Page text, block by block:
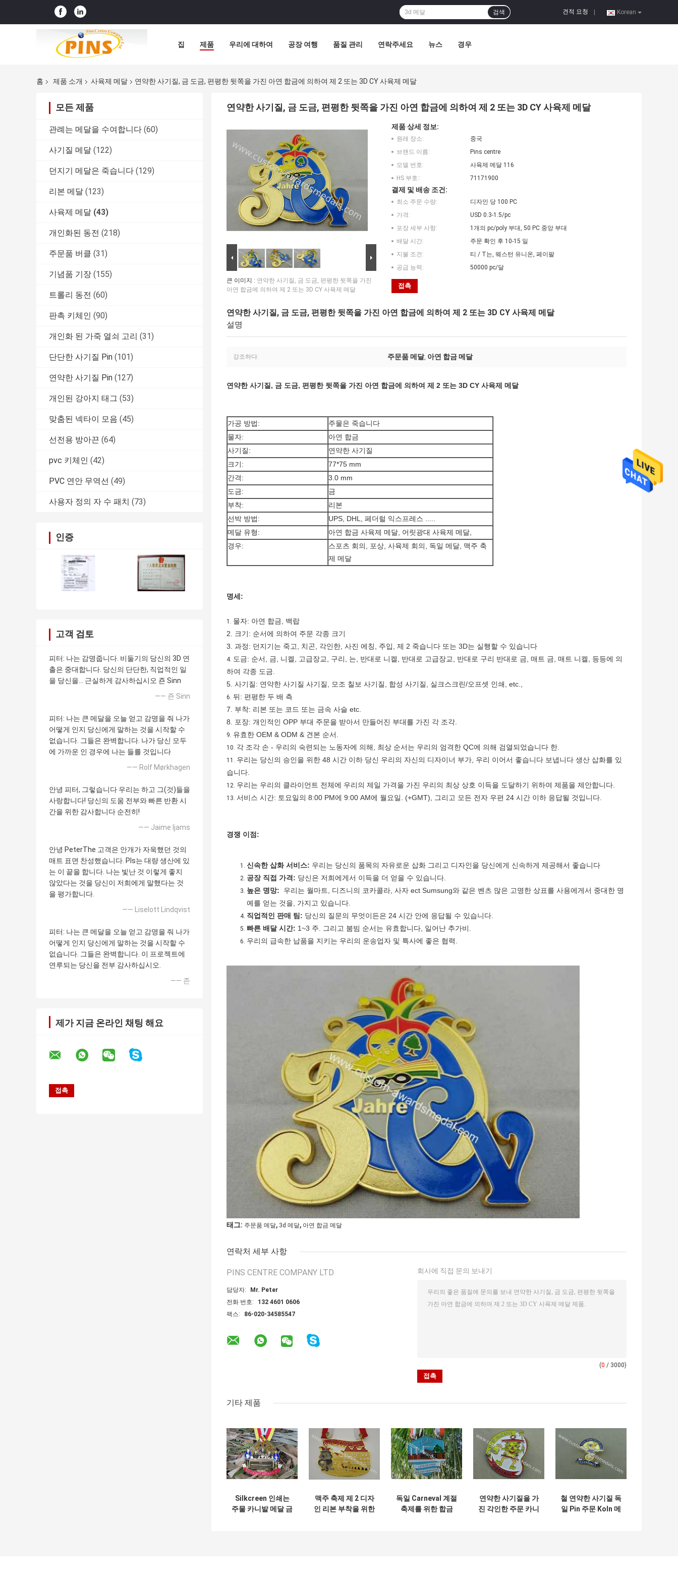
Korean
견적 요청
검색
집 제품 우리에 대하여 공장 여행 품질 관리 연락주세요 뉴스 경우
홈 제품 소개 사육제 메달 연약한 사기질, 금 도금, 편평한 뒷쪽을 가진 아연 합금에 의하여 제 2 또는 3D CY 사육제 메달
모든 제품
관례는 메달을 수여합니다 (60)
사기질 메달 (122)
던지기 메달은 죽습니다 (129)
리본 메달 (123)
사육제 메달 (43)
개인화된 동전 (218)
주문품 버클 (31)
기념품 기장 (155)
트롤리 동전 (60)
판촉 키체인 (90)
개인화 된 가죽 열쇠 고리 (31)
단단한 사기질 Pin (101)
연약한 사기질 Pin (127)
개인된 강아지 태그 (53)
맞춤된 넥타이 모음 (45)
선전용 방아끈 (64)
pvc 키체인 (42)
PVC 연안 무역선 (49)
사용자 정의 자 수 패치 (73)
인증
고객 검토
피터: 나는 감명줍니다. 비둘기의 당신의 3D 연
출은 중대합니다. 당신의 단단한, 직업적인 일
을 당신을… 근실하게 감사하십시오 죤 Sinn
—— 죤 Sinn
피터: 나는 큰 메달을 오늘 얻고 감명을 줘 나가
어떻게 인지 당신에게 말하는 것을 시작할 수
없습니다. 그들은 완벽합니다. 나가 당신 모두
에 가까운 인 경우에 나는 들를 것입니다
—— Rolf Mørkhagen
안녕 피터, 그렇습니다 우리는 하고 그(것)들을
사랑합니다! 당신의 도움 전부와 빠른 반환 시
간을 위한 감사합니다 순전히!
—— Jaime Ijams
안녕 PeterThe 고객은 안개가 자욱했던 것의
매트 표면 찬성했습니다. Pls는 대량 생산에 있
는 이 끝을 합니다. 나는 빛난 것 이렇게 좋지
않았다는 것을 당신이 저희에게 말했다는 것
을 평가합니다.
—— Liselott Lindqvist
피터: 나는 큰 메달을 오늘 얻고 감명을 줘 나가
어떻게 인지 당신에게 말하는 것을 시작할 수
없습니다. 그들은 완벽합니다. 이 프로젝트에
연루되는 당신을 전부 감사하십시오.
—— 존
제가 지금 온라인 채팅 해요
연약한 사기질, 금 도금, 편평한 뒷쪽을 가진 아연 합금에 의하여 제 2 또는 3D CY 사육제 메달
큰 이미지 : 연약한 사기질, 금 도금, 편평한 뒷쪽을 가진
아연 합금에 의하여 제 2 또는 3D CY 사육제 메달
제품 상세 정보:
원래 장소:
중국
브랜드 이름:
Pins centre
모델 번호:
사육제 메달 116
HS 부호::
71171900
결제 및 배송 조건:
최소 주문 수량:
디자인 당 100 PC
가격:
USD 0.3-1.5/pc
포장 세부 사항:
1개의 pc/poly 부대, 50 PC 중앙 부대
배달 시간:
주문 확인 후 10-15 일
지불 조건:
티 / T는, 웨스턴 유니온, 페이팔
공급 능력:
50000 pc/달
접촉
연약한 사기질, 금 도금, 편평한 뒷쪽을 가진 아연 합금에 의하여 제 2 또는 3D CY 사육제 메달
설명
강조하다: 주문품 메달, 아연 합금 메달
연약한 사기질, 금 도금, 편평한 뒷쪽을 가진 아연 합금에 의하여 제 2 또는 3D CY 사육제 메달
가공 방법:
주물은 죽습니다
물자:
아연 합금
사기질:
연약한 사기질
크기:
77*75 mm
간격:
3.0 mm
도금:
금
부착:
리본
선박 방법:
UPS, DHL, 페더럴 익스프레스 .....
메달 유형:
아연 합금 사육제 메달, 어릿광대 사육제 메달,
경우:
스포츠 회의, 포상, 사육제 회의, 독일 메달, 맥주 축
제 메달
명세:
1. 물자: 아연 합금, 백랍
2. 크기: 순서에 의하여 주문 각종 크기
3. 과정: 던지기는 죽고, 치곤, 각인한, 사진 에칭, 주입, 제 2 죽습니다 또는 3D는 실행할 수 있습니다
4. 도금: 순서, 금, 니켈, 고급장교, 구리, 는, 반대로 니켈, 반대로 고급장교, 반대로 구리 반대로 금, 매트 금, 매트 니켈, 등등에 의
하여 각종 도금.
5. 사기질: 연약한 사기질 사기질, 모조 칠보 사기질, 합성 사기질, 실크스크린/오프셋 인쇄, etc.,
6. 뒤: 편평한 두 배 측
7. 부착: 리본 또는 코드 또는 금속 사슬 etc.
8. 포장: 개인적인 OPP 부대 주문을 받아서 만들어진 부대를 가진 각 조각.
9. 유효한 OEM & ODM & 견본 순서.
10. 각 조각 손 - 우리의 숙련되는 노동자에 의해, 최상 순서는 우리의 엄격한 QC에 의해 검열되었습니다 한.
11. 우리는 당신의 승인을 위한 48 시간 이하 당신 우리의 자신의 디자이너 부가, 우리 이어서 좋습니다 보냅니다 생산 삽화를 있
습니다.
12. 우리는 우리의 클라이언트 전체에 우리의 제일 가격을 가진 우리의 최상 상호 이득을 도달하기 위하여 제품을 제안합니다.
13. 서비스 시간: 토요일의 8:00 PM에 9:00 AM에 월요일. (+GMT), 그리고 모든 전자 우편 24 시간 이하 응답될 것입니다.
경쟁 이점:
신속한 삽화 서비스: 우리는 당신의 품목의 자유로운 삽화 그리고 디자인을 당신에게 신속하게 제공해서 좋습니다
공장 직접 가격: 당신은 저희에게서 이득을 더 얻을 수 있습니다.
높은 명망: 우리는 월마트, 디즈니의 코카콜라, 사자 ect Sumsung와 같은 벤츠 많은 고명한 상표를 사용에게서 중대한 명
예를 얻는 것을, 가지고 있습니다.
직업적인 판매 팀: 당신의 질문의 무엇이든은 24 시간 안에 응답될 수 있습니다.
빠른 배달 시간: 1~3 주. 그리고 붐빔 순서는 유효합니다, 일어난 추가비.
우리의 급속한 납품을 지키는 우리의 운송업자 및 특사에 좋은 협력.
태그: 주문품 메달, 3d 메달, 아연 합금 메달
연락처 세부 사항
PINS CENTRE COMPANY LTD
담당자:
Mr. Peter
전화 번호:
132 4601 0606
팩스:
86-020-34585547
회사에 직접 문의 보내기
(0 / 3000)
기타 제품
Silkcreen 인쇄는
주물 카니발 메달 금
맥주 축제 제 2 디자
인 리본 부착을 위한
독일 Carneval 계절
축제를 위한 합금
연약한 사기질을 가
진 각인한 주문 카니
철 연약한 사기질 독
일 Pin 주문 Koln 메